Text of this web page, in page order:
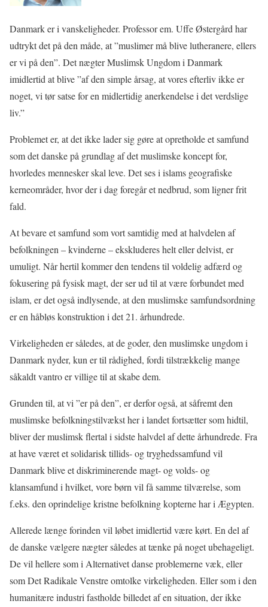
Danmark er i vanskeligheder. Professor em. Uffe Østergård har
udtrykt det på den måde, at ”muslimer må blive lutheranere, ellers
er vi på den”. Det nægter Muslimsk Ungdom i Danmark
imidlertid at blive ”af den simple årsag, at vores efterliv ikke er
noget, vi tør satse for en midlertidig anerkendelse i det verdslige
liv.”
Problemet er, at det ikke lader sig gøre at opretholde et samfund
som det danske på grundlag af det muslimske koncept for,
hvorledes mennesker skal leve. Det ses i islams geografiske
kerneområder, hvor der i dag foregår et nedbrud, som ligner frit
fald.
At bevare et samfund som vort samtidig med at halvdelen af
befolkningen – kvinderne – ekskluderes helt eller delvist, er
umuligt. Når hertil kommer den tendens til voldelig adfærd og
fokusering på fysisk magt, der ser ud til at være forbundet med
islam, er det også indlysende, at den muslimske samfundsordning
er en håbløs konstruktion i det 21. århundrede.
Virkeligheden er således, at de goder, den muslimske ungdom i
Danmark nyder, kun er til rådighed, fordi tilstrækkelig mange
såkaldt vantro er villige til at skabe dem.
Grunden til, at vi ”er på den”, er derfor også, at såfremt den
muslimske befolkningstilvækst her i landet fortsætter som hidtil,
bliver der muslimsk flertal i sidste halvdel af dette århundrede. Fra
at have været et solidarisk tillids- og tryghedssamfund vil
Danmark blive et diskriminerende magt- og volds- og
klansamfund i hvilket, vore børn vil få samme tilværelse, som
f.eks. den oprindelige kristne befolkning kopterne har i Ægypten.
Allerede længe forinden vil løbet imidlertid være kørt. En del af
de danske vælgere nægter således at tænke på noget ubehageligt.
De vil hellere som i Alternativet danse problemerne væk, eller
som Det Radikale Venstre omtolke virkeligheden. Eller som i den
humanitære industri fastholde billedet af en situation, der ikke